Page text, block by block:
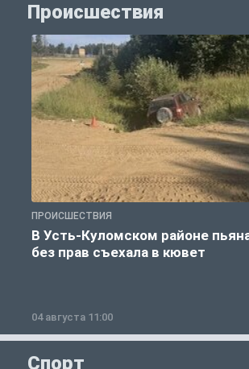
Происшествия
ПРОИСШЕСТВИЯ
В Усть-Куломском районе
без прав съехала в кювет
04 августа 11:00
Спорт